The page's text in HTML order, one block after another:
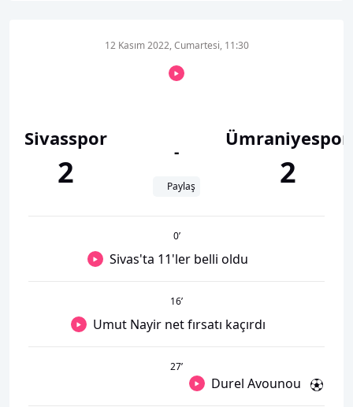
Sivasspor
2
12 Kasım 2022, Cumartesi, 11:30
-
Paylaş
Ümraniyespor
2
0’
Sivas'ta 11'ler belli oldu
16’
Umut Nayir net fırsatı kaçırdı
27’
Durel Avounou